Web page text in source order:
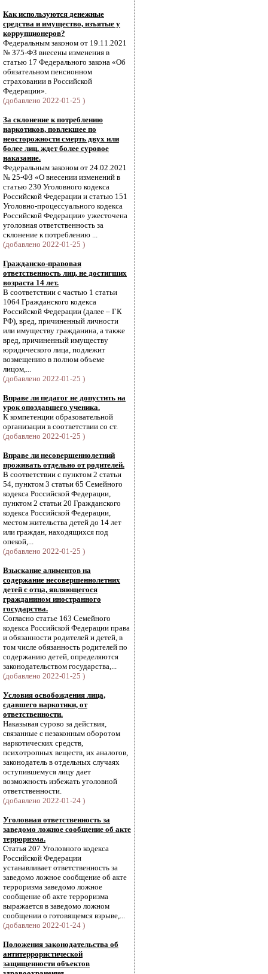
Как используются денежные
средства и имущество, изъятые у
коррупционеров?
Федеральным законом от 19.11.2021
№ 375-ФЗ внесены изменения в
статью 17 Федерального закона «Об
обязательном пенсионном
страховании в Российской
Федерации».
(добавлено 2022-01-25 )
За склонение к потреблению
наркотиков, повлекшее по
неосторожности смерть двух или
более лиц, ждет более суровое
наказание.
Федеральным законом от 24.02.2021
№ 25-ФЗ «О внесении изменений в
статью 230 Уголовного кодекса
Российской Федерации и статью 151
Уголовно-процессуального кодекса
Российской Федерации» ужесточена
уголовная ответственность за
склонение к потреблению ...
(добавлено 2022-01-25 )
Гражданско-правовая
ответственность лиц, не достигших
возраста 14 лет.
В соответствии с частью 1 статьи
1064 Гражданского кодекса
Российской Федерации (далее – ГК
РФ), вред, причиненный личности
или имуществу гражданина, а также
вред, причиненный имуществу
юридического лица, подлежит
возмещению в полном объеме
лицом,...
(добавлено 2022-01-25 )
Вправе ли педагог не допустить на
урок опоздавшего ученика.
К компетенции образовательной
организации в соответствии со ст.
(добавлено 2022-01-25 )
Вправе ли несовершеннолетний
проживать отдельно от родителей.
В соответствии с пунктом 2 статьи
54, пунктом 3 статьи 65 Семейного
кодекса Российской Федерации,
пунктом 2 статьи 20 Гражданского
кодекса Российской Федерации,
местом жительства детей до 14 лет
или граждан, находящихся под
опекой,...
(добавлено 2022-01-25 )
Взыскание алиментов на
содержание несовершеннолетних
детей с отца, являющегося
гражданином иностранного
государства.
Согласно статье 163 Семейного
кодекса Российской Федерации права
и обязанности родителей и детей, в
том числе обязанность родителей по
содержанию детей, определяются
законодательством государства,...
(добавлено 2022-01-25 )
Условия освобождения лица,
сдавшего наркотики, от
ответственности.
Наказывая сурово за действия,
связанные с незаконным оборотом
наркотических средств,
психотропных веществ, их аналогов,
законодатель в отдельных случаях
оступившемуся лицу дает
возможность избежать уголовной
ответственности.
(добавлено 2022-01-24 )
Уголовная ответственность за
заведомо ложное сообщение об акте
терроризма.
Статья 207 Уголовного кодекса
Российской Федерации
устанавливает ответственность за
заведомо ложное сообщение об акте
терроризма заведомо ложное
сообщение об акте терроризма
выражается в заведомо ложном
сообщении о готовящемся взрыве,...
(добавлено 2022-01-24 )
Положения законодательства об
антитеррористической
защищенности объектов